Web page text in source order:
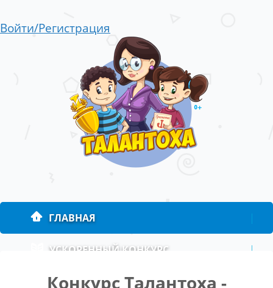
Войти/Регистрация
ГЛАВНАЯ |
УСКОРЕННЫЙ КОНКУРС |
ПРАВИЛА | | КОНТАКТЫ
Конкурс Талантоха -